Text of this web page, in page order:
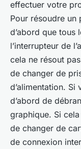
effectuer votre
Pour résoudre un
d’abord que tous
l’interrupteur de
cela ne résout
de changer de
d’alimentation. Si
d’abord de
graphique. Si
de changer de
de connexion